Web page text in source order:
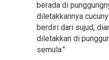
berada di
diletakkannya
berdiri dari sujud,
diletakkan di
semula."